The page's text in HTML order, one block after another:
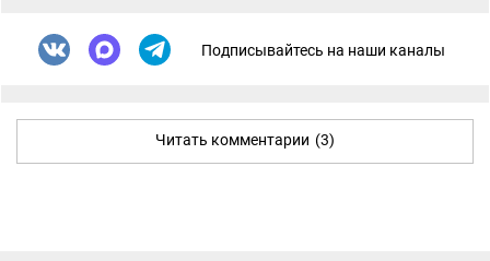
Подписывайтесь на наши каналы
Читать комментарии (3)